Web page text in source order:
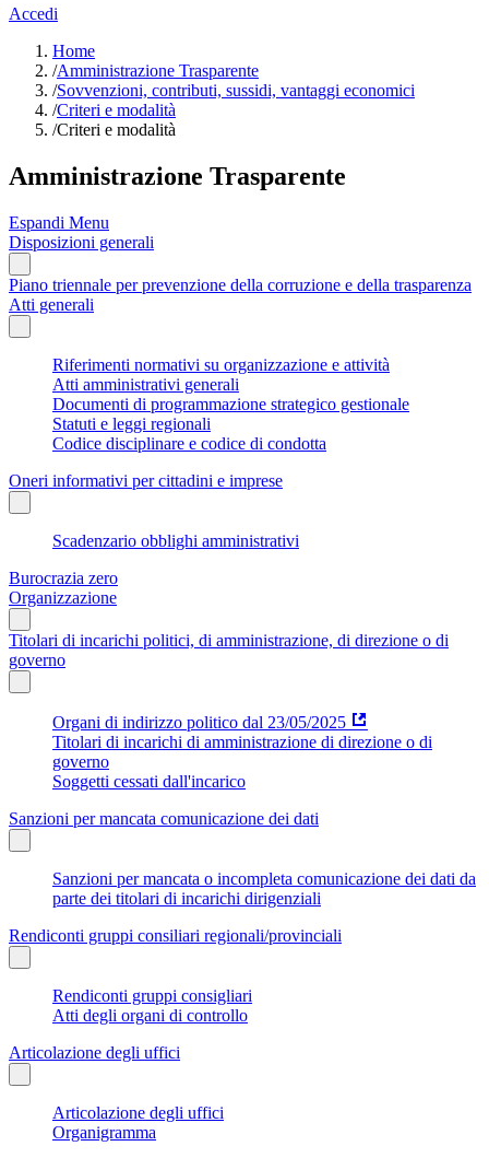
Accedi
Home
/Amministrazione Trasparente
/Sovvenzioni, contributi, sussidi, vantaggi economici
/Criteri e modalità
/Criteri e modalità
Amministrazione Trasparente
Espandi Menu
Disposizioni generali
Piano triennale per prevenzione della corruzione e della trasparenza
Atti generali
Riferimenti normativi su organizzazione e attività
Atti amministrativi generali
Documenti di programmazione strategico gestionale
Statuti e leggi regionali
Codice disciplinare e codice di condotta
Oneri informativi per cittadini e imprese
Scadenzario obblighi amministrativi
Burocrazia zero
Organizzazione
Titolari di incarichi politici, di amministrazione, di direzione o di
governo
Organi di indirizzo politico dal 23/05/2025
Titolari di incarichi di amministrazione di direzione o di
governo
Soggetti cessati dall'incarico
Sanzioni per mancata comunicazione dei dati
Sanzioni per mancata o incompleta comunicazione dei dati da
parte dei titolari di incarichi dirigenziali
Rendiconti gruppi consiliari regionali/provinciali
Rendiconti gruppi consigliari
Atti degli organi di controllo
Articolazione degli uffici
Articolazione degli uffici
Organigramma